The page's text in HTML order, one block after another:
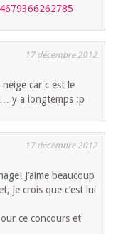
17 décembre 2012
car c est le
y a longtemps :p
17 décembre 2012
J’aime beaucoup
je crois que c’est lui
ce concours et